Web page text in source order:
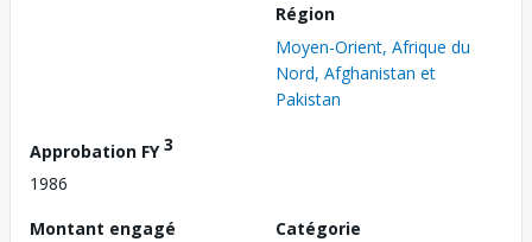
Région
Moyen-Orient, Afrique du
Nord, Afghanistan et
Pakistan
Approbation FY3
1986
Montant engagé
Catégorie